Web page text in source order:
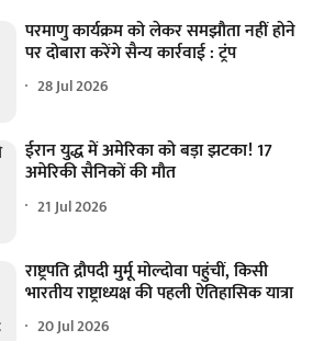
परमाणु कार्यक्रम को लेकर समझौता नहीं होने
पर दोबारा करेंगे सैन्य कार्रवाई : ट्रंप
28 Jul 2026
ईरान युद्ध में अमेरिका को बड़ा झटका! 17
अमेरिकी सैनिकों की मौत
21 Jul 2026
राष्ट्रपति द्रौपदी मुर्मू मोल्दोवा पहुंचीं, किसी
भारतीय राष्ट्राध्यक्ष की पहली ऐतिहासिक यात्रा
20 Jul 2026